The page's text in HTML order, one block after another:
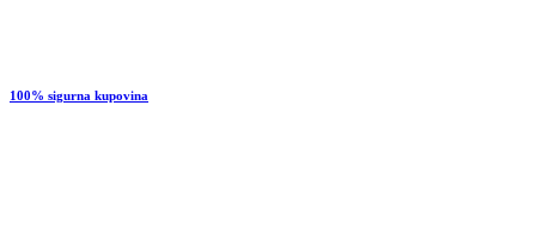
100% sigurna kupovina